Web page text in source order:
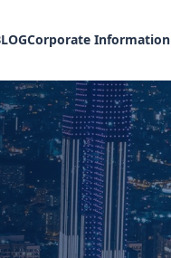
Corporate Information